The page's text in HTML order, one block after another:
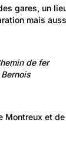
gares, un
mais
Entreprises
du Chemin
de fer
Montreux et